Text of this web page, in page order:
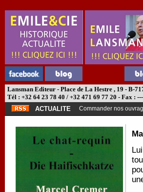
Lansman Editeur - Place de La Hestre , 19 - B-
Tél : +32 64 23 78 40 / +32 471 69 77 20 - Fax :
ACTUALITE
Commander nos